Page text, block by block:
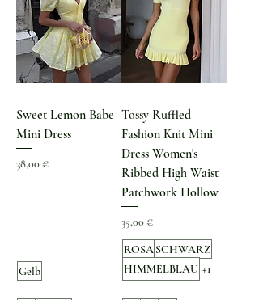
Sweet Lemon Babe
Mini Dress
Preis
38,00 €
Gelb
Tossy Ruffled
Fashion Knit Mini
Dress Women's
Ribbed High Waist
Patchwork Hollow
Preis
35,00 €
ROSASCHWARZ
HIMMELBLAU +1